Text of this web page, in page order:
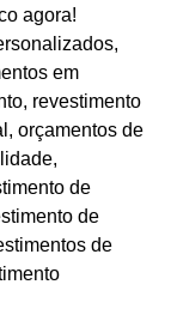
agora!
em
revestimento
orçamentos de
de
de
de